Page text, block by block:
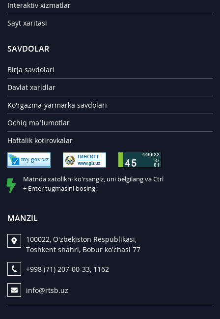
Interaktiv xizmatlar
Sayt xaritasi
SAVDOLAR
Birja savdolari
Davlat xaridlar
Ko'rgazma-yarmarka savdolari
Ochiq ma’lumotlar
Haftalik kotirovkalar
Matnda xatolikni ko'rsangiz, uni belgilang va Ctrl
+ Enter tugmasini bosing.
MANZIL
100022, O'zbekiston Respublikasi,
Toshkent shahri, Bobur ko'chasi 77
+998 (71) 207-00-33, 1162
info@rtsb.uz